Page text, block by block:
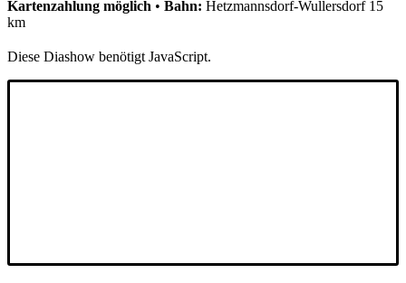
Kartenzahlung möglich • Bahn: Hetzmannsdorf-Wullersdorf 15
km
Diese Diashow benötigt JavaScript.